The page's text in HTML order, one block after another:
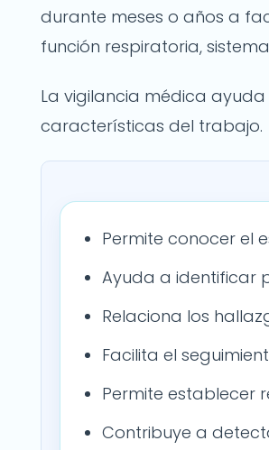
durante meses o años a
función respiratoria,
La vigilancia médica
características del trabajo.
Permite conocer el
Ayuda a identificar
Relaciona los
Facilita el
Permite establecer
Contribuye a